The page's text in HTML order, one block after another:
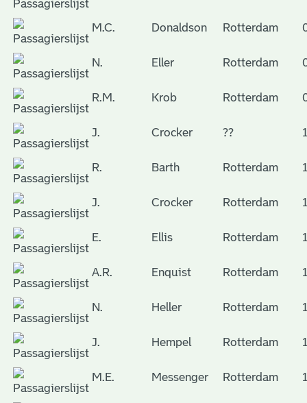
M.C. Donaldson Rotterdam
N. Eller Rotterdam
R.M. Krob Rotterdam
J. Crocker ??
R. Barth Rotterdam
J. Crocker Rotterdam
E. Ellis Rotterdam
A.R. Enquist Rotterdam
N. Heller Rotterdam
J. Hempel Rotterdam
M.E. Messenger Rotterdam